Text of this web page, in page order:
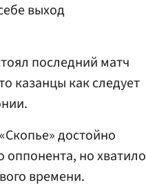
выход
последний матч
казанцы как следует
достойно
оппонента, но хватило
времени.